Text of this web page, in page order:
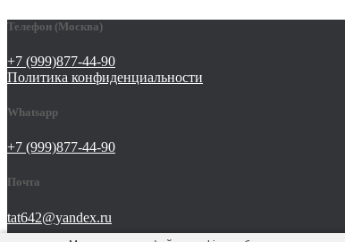
Телефон (Москва)
+7 (999)877-44-90
Политика конфиденциальности
Whatsapp
+7 (999)877-44-90
Почта
tat642@yandex.ru